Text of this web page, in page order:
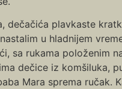
plavkaste
u hladnijem
sa rukama položenim
dečice iz komšiluka,
Mara sprema ručak.